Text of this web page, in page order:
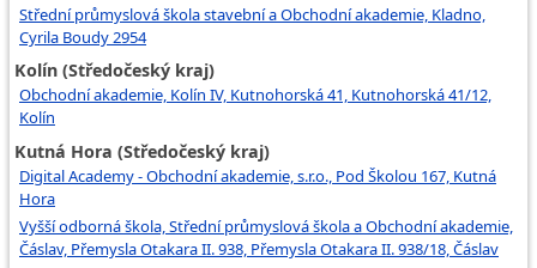
Střední průmyslová škola stavební a Obchodní akademie, Kladno,
Cyrila Boudy 2954
Kolín (Středočeský kraj)
Obchodní akademie, Kolín IV, Kutnohorská 41, Kutnohorská 41/12,
Kolín
Kutná Hora (Středočeský kraj)
Digital Academy - Obchodní akademie, s.r.o., Pod Školou 167, Kutná
Hora
Vyšší odborná škola, Střední průmyslová škola a Obchodní akademie,
Čáslav, Přemysla Otakara II. 938, Přemysla Otakara II. 938/18, Čáslav